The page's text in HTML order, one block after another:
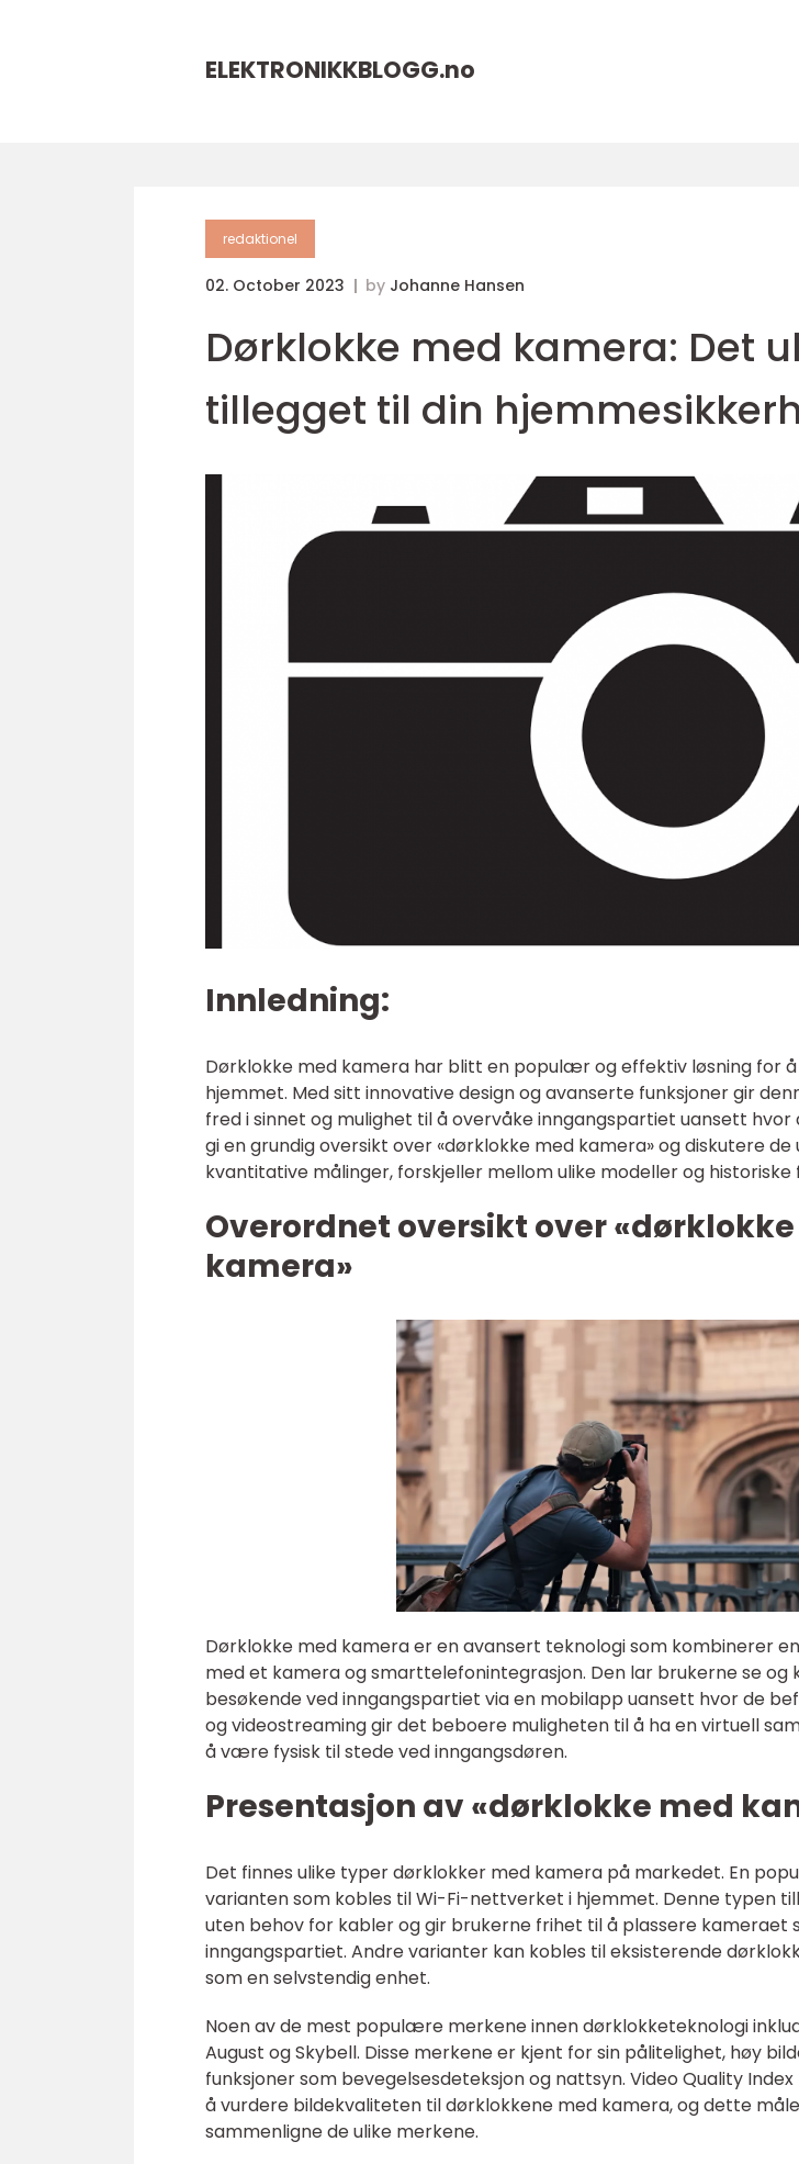
ELEKTRONIKKBLOGG.no
redaktionel
02. October 2023 by Johanne Hansen
Dørklokke med kamera: Det
tillegget til din
Innledning:
Dørklokke med kamera har blitt en populær og effektiv løsning for
hjemmet. Med sitt innovative design og avanserte funksjoner gir
fred i sinnet og mulighet til å overvåke inngangspartiet uansett hvor
gi en grundig oversikt over «dørklokke med kamera» og diskutere de
kvantitative målinger, forskjeller mellom ulike modeller og
Overordnet oversikt over
kamera»
Dørklokke med kamera er en avansert teknologi som kombinerer
med et kamera og smarttelefonintegrasjon. Den lar brukerne se og
besøkende ved inngangspartiet via en mobilapp uansett hvor de
og videostreaming gir det beboere muligheten til å ha en virtuell
å være fysisk til stede ved inngangsdøren.
Presentasjon av «dørklokke med
Det finnes ulike typer dørklokker med kamera på markedet. En
varianten som kobles til Wi-Fi-nettverket i hjemmet. Denne typen
uten behov for kabler og gir brukerne frihet til å plassere kameraet
inngangspartiet. Andre varianter kan kobles til eksisterende
som en selvstendig enhet.
Noen av de mest populære merkene innen dørklokketeknologi
August og Skybell. Disse merkene er kjent for sin pålitelighet, høy
funksjoner som bevegelsesdeteksjon og nattsyn. Video Quality
å vurdere bildekvaliteten til dørklokkene med kamera, og dette
sammenligne de ulike merkene.